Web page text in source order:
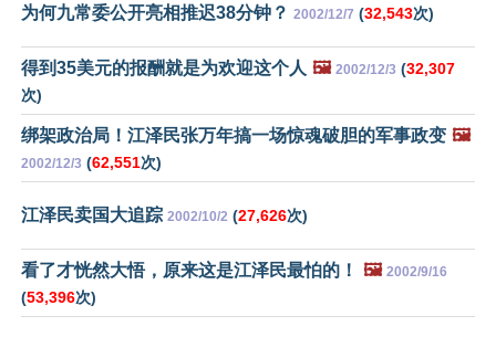
为何九常委公开亮相推迟38分钟？ 2002/12/7 (32,543次)
得到35美元的报酬就是为欢迎这个人 🖼️ 2002/12/3 (32,307
次)
绑架政治局！江泽民张万年搞一场惊魂破胆的军事政变 🖼️
2002/12/3 (62,551次)
江泽民卖国大追踪 2002/10/2 (27,626次)
看了才恍然大悟，原来这是江泽民最怕的！ 🖼️ 2002/9/16
(53,396次)